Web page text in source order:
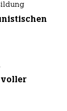
voller